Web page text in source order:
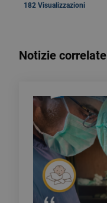
182 Visualizzazioni
Notizie correlate